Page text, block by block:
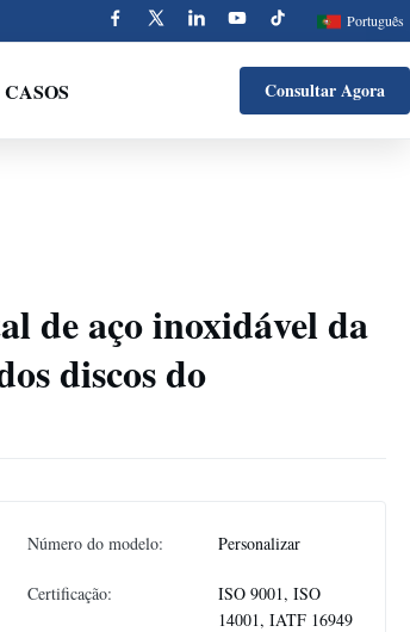
Português
CASOS Consultar Agora
de aço inoxidável da
discos do
Número do modelo: Personalizar
Certificação:
ISO 9001, ISO
14001, IATF 16949